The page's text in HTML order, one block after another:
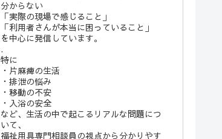
分からない
「実際の現場で感じること」
「利用者さんが本当に困っていること」
を中心に発信しています。
.
特に
・片麻痺の生活
・排泄の悩み
・移動の不安
・入浴の安全
など、生活の中で起こるリアルな問題につ
いて、
福祉用具専門相談員の視点から分かりやす